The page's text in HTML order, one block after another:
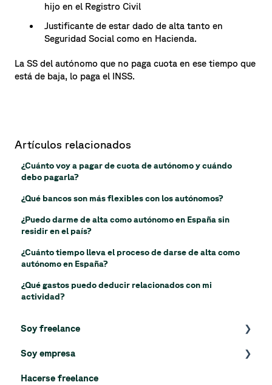
hijo en el Registro Civil
Justificante de estar dado de alta tanto en
Seguridad Social como en Hacienda.
La SS del autónomo que no paga cuota en ese tiempo que
está de baja, lo paga el INSS.
Artículos relacionados
¿Cuánto voy a pagar de cuota de autónomo y cuándo
debo pagarla?
¿Qué bancos son más flexibles con los autónomos?
¿Puedo darme de alta como autónomo en España sin
residir en el país?
¿Cuánto tiempo lleva el proceso de darse de alta como
autónomo en España?
¿Qué gastos puedo deducir relacionados con mi
actividad?
Soy freelance
Proceso de admisión
Tu perfil
Soy empresa
Proceso de registro
Hacerse freelance